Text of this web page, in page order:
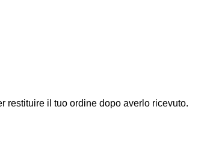
restituire il tuo ordine dopo averlo ricevuto.